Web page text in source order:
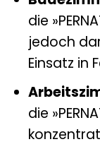
die
jedoch
Einsatz in
die